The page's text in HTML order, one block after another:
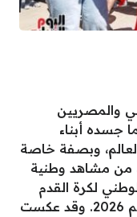
والمصريين
جسده أبناء
وبصفة خاصة
من مشاهد وطنية
لكرة القدم
خلال مشاركته في بطولة كأس العالم 2026. وقد عكست